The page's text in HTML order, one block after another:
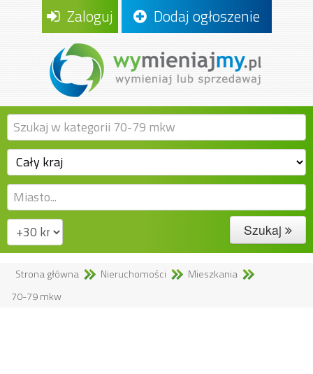
Zaloguj Dodaj ogłoszenie
Szukaj
Strona główna Nieruchomości
Mieszkania
70-79 mkw